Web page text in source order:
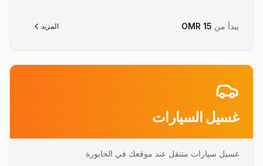
يبدأ من OMR 15 المزيد
غسيل السيارات
غسيل سيارات متنقل عند موقعك في الخابورة